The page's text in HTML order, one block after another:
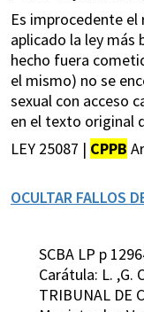
Es improcedente
aplicado la ley más
hecho fuera
el mismo) no se
sexual con acceso
en el texto original
LEY 25087 | CPPB
OCULTAR FALLOS
SCBA LP p
Carátula: L. ,G.
TRIBUNAL DE